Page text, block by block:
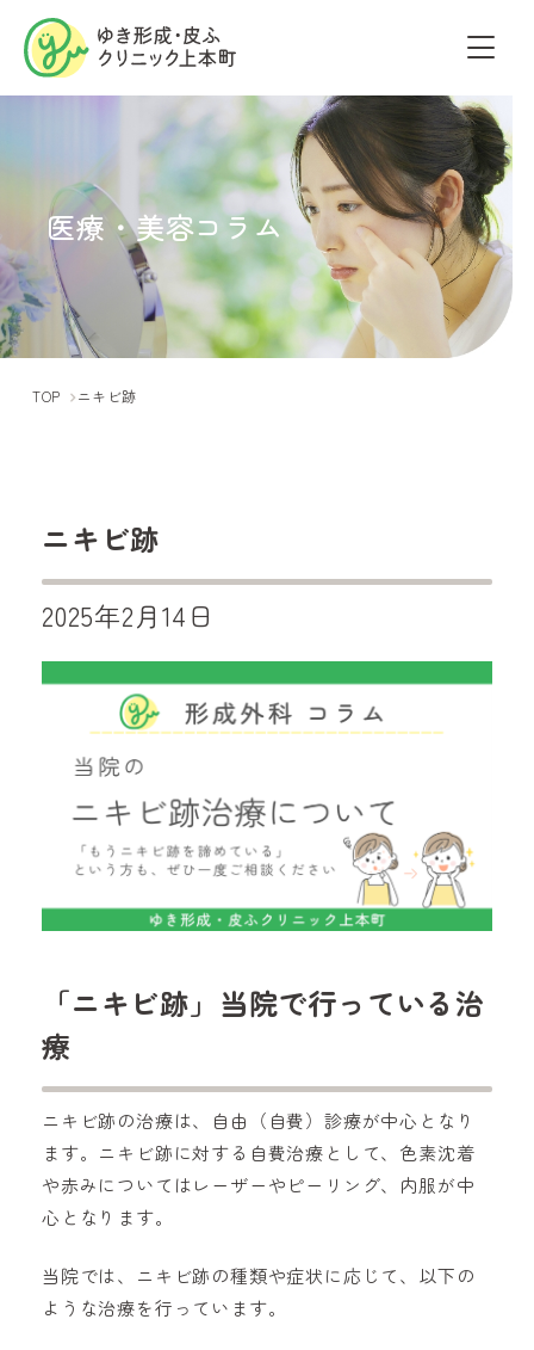
医療・美容コラム
TOP ニキビ跡
ニキビ跡
2025年2月14日
「ニキビ跡」当院で行っている治
療
ニキビ跡の治療は、自由（自費）診療が中心となり
ます。ニキビ跡に対する自費治療として、色素沈着
や赤みについてはレーザーやピーリング、内服が中
心となります。
当院では、ニキビ跡の種類や症状に応じて、以下の
ような治療を行っています。